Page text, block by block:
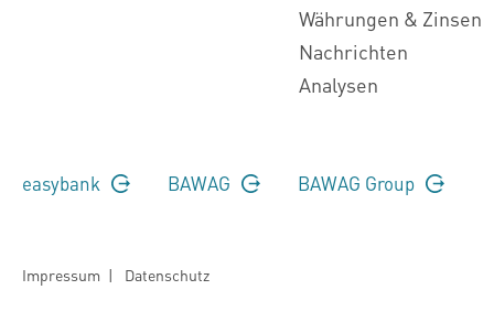
Währungen & Zinsen
Nachrichten
Analysen
easybank BAWAG BAWAG Group
Impressum | Datenschutz